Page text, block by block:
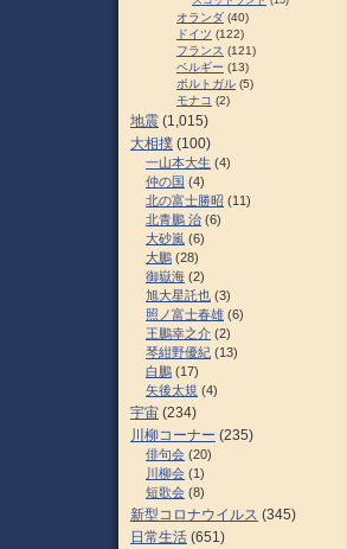
オランダ (40)
ドイツ (122)
フランス (121)
ベルギー (13)
ポルトガル (5)
モナコ (2)
地震 (1,015)
大相撲 (100)
一山本大生 (4)
仲の国 (4)
北の富士勝昭 (11)
北青鵬 治 (6)
大砂嵐 (6)
大鵬 (28)
御嶽海 (2)
旭大星託也 (3)
照ノ富士春雄 (6)
王鵬幸之介 (2)
琴紺野優紀 (13)
白鵬 (17)
矢後太規 (4)
宇宙 (234)
川柳コーナー (235)
俳句会 (20)
川柳会 (1)
短歌会 (8)
新型コロナウイルス (345)
日常生活 (651)